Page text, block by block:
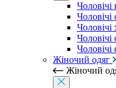
Чоловічі
Чоловічі
Чоловічі
Чоловічі
Жіночий одяг
Жіночий